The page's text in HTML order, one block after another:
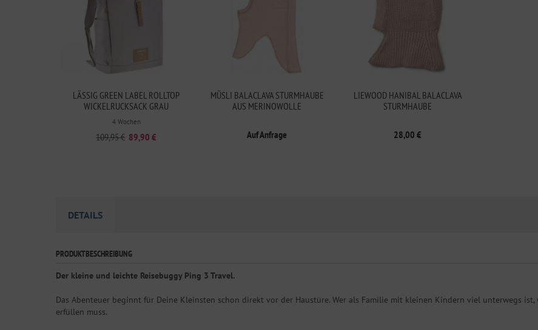
LÄSSIG GREEN LABEL ROLLTOP
WICKELRUCKSACK GRAU
4 Wochen
109,95 € 89,90 €
MÜSLI BALACLAVA STURMHAUBE
AUS MERINOWOLLE
Auf Anfrage
LIEWOOD HANIBAL BALACLAVA
STURMHAUBE
28,00 €
DETAILS
PRODUKTBESCHREIBUNG
Der kleine und leichte Reisebuggy Ping 3 Travel.
Das Abenteuer beginnt für Deine Kleinsten schon direkt vor der Haustüre. Wer als Familie mit kleinen Kindern viel unterwegs
erfüllen muss.